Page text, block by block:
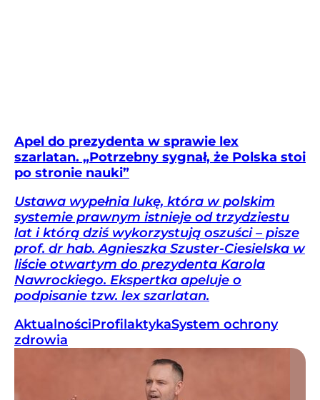
Apel do prezydenta w sprawie lex
szarlatan. „Potrzebny sygnał, że Polska stoi
po stronie nauki”
Ustawa wypełnia lukę, która w polskim
systemie prawnym istnieje od trzydziestu
lat i którą dziś wykorzystują oszuści – pisze
prof. dr hab. Agnieszka Szuster-Ciesielska w
liście otwartym do prezydenta Karola
Nawrockiego. Ekspertka apeluje o
podpisanie tzw. lex szarlatan.
AktualnościProfilaktykaSystem ochrony
zdrowia